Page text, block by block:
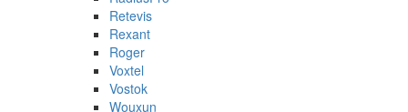
Retevis
Rexant
Roger
Voxtel
Vostok
Wouxun